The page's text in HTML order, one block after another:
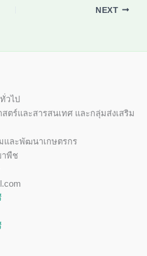
NEXT
วไป
ตร์และสารสนเทศ และกลุ่มส่งเสริม
และพัฒนาเกษตรกร
าพืช